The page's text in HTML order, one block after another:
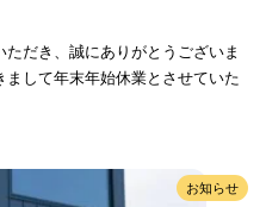
だき、誠にありがとうございま
して年末年始休業とさせていた
お知らせ